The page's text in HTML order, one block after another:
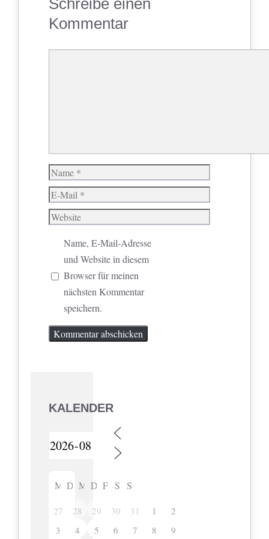
Schreibe einen
Kommentar
Name
E-
Mail
Website
Name, E-Mail-Adresse
und Website in diesem
Browser für meinen
nächsten Kommentar
speichern.
KALENDER
M D M D F S S
27 28 29 30 31 1
2
3
4 5 6 7 8
9